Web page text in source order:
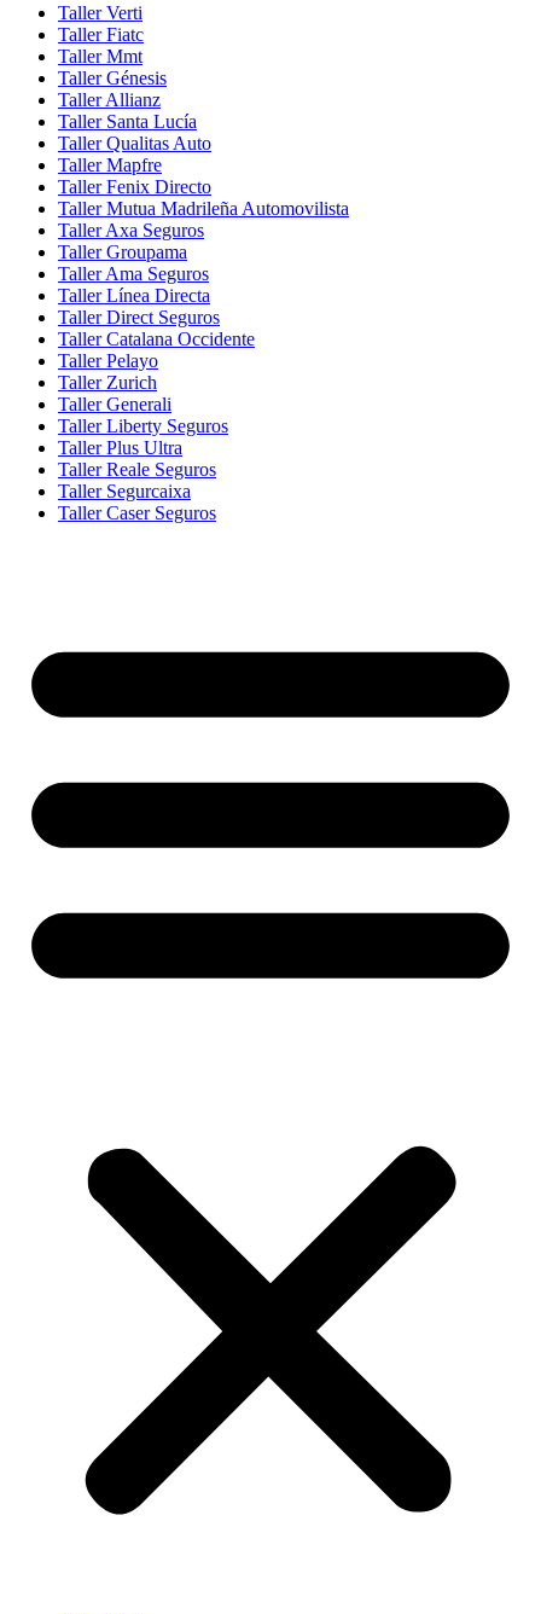
Taller Verti
Taller Fiatc
Taller Mmt
Taller Génesis
Taller Allianz
Taller Santa Lucía
Taller Qualitas Auto
Taller Mapfre
Taller Fenix Directo
Taller Mutua Madrileña Automovilista
Taller Axa Seguros
Taller Groupama
Taller Ama Seguros
Taller Línea Directa
Taller Direct Seguros
Taller Catalana Occidente
Taller Pelayo
Taller Zurich
Taller Generali
Taller Liberty Seguros
Taller Plus Ultra
Taller Reale Seguros
Taller Segurcaixa
Taller Caser Seguros